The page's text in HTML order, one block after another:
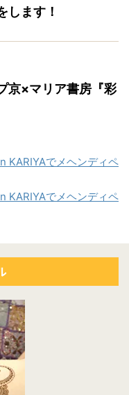
します！
京×マリア書房『彩
KARIYAでメヘンディペ
KARIYAでメヘンディペ